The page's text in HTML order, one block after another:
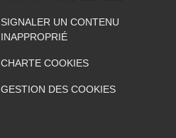
SIGNALER UN CONTENU
INAPPROPRIÉ
CHARTE COOKIES
GESTION DES COOKIES